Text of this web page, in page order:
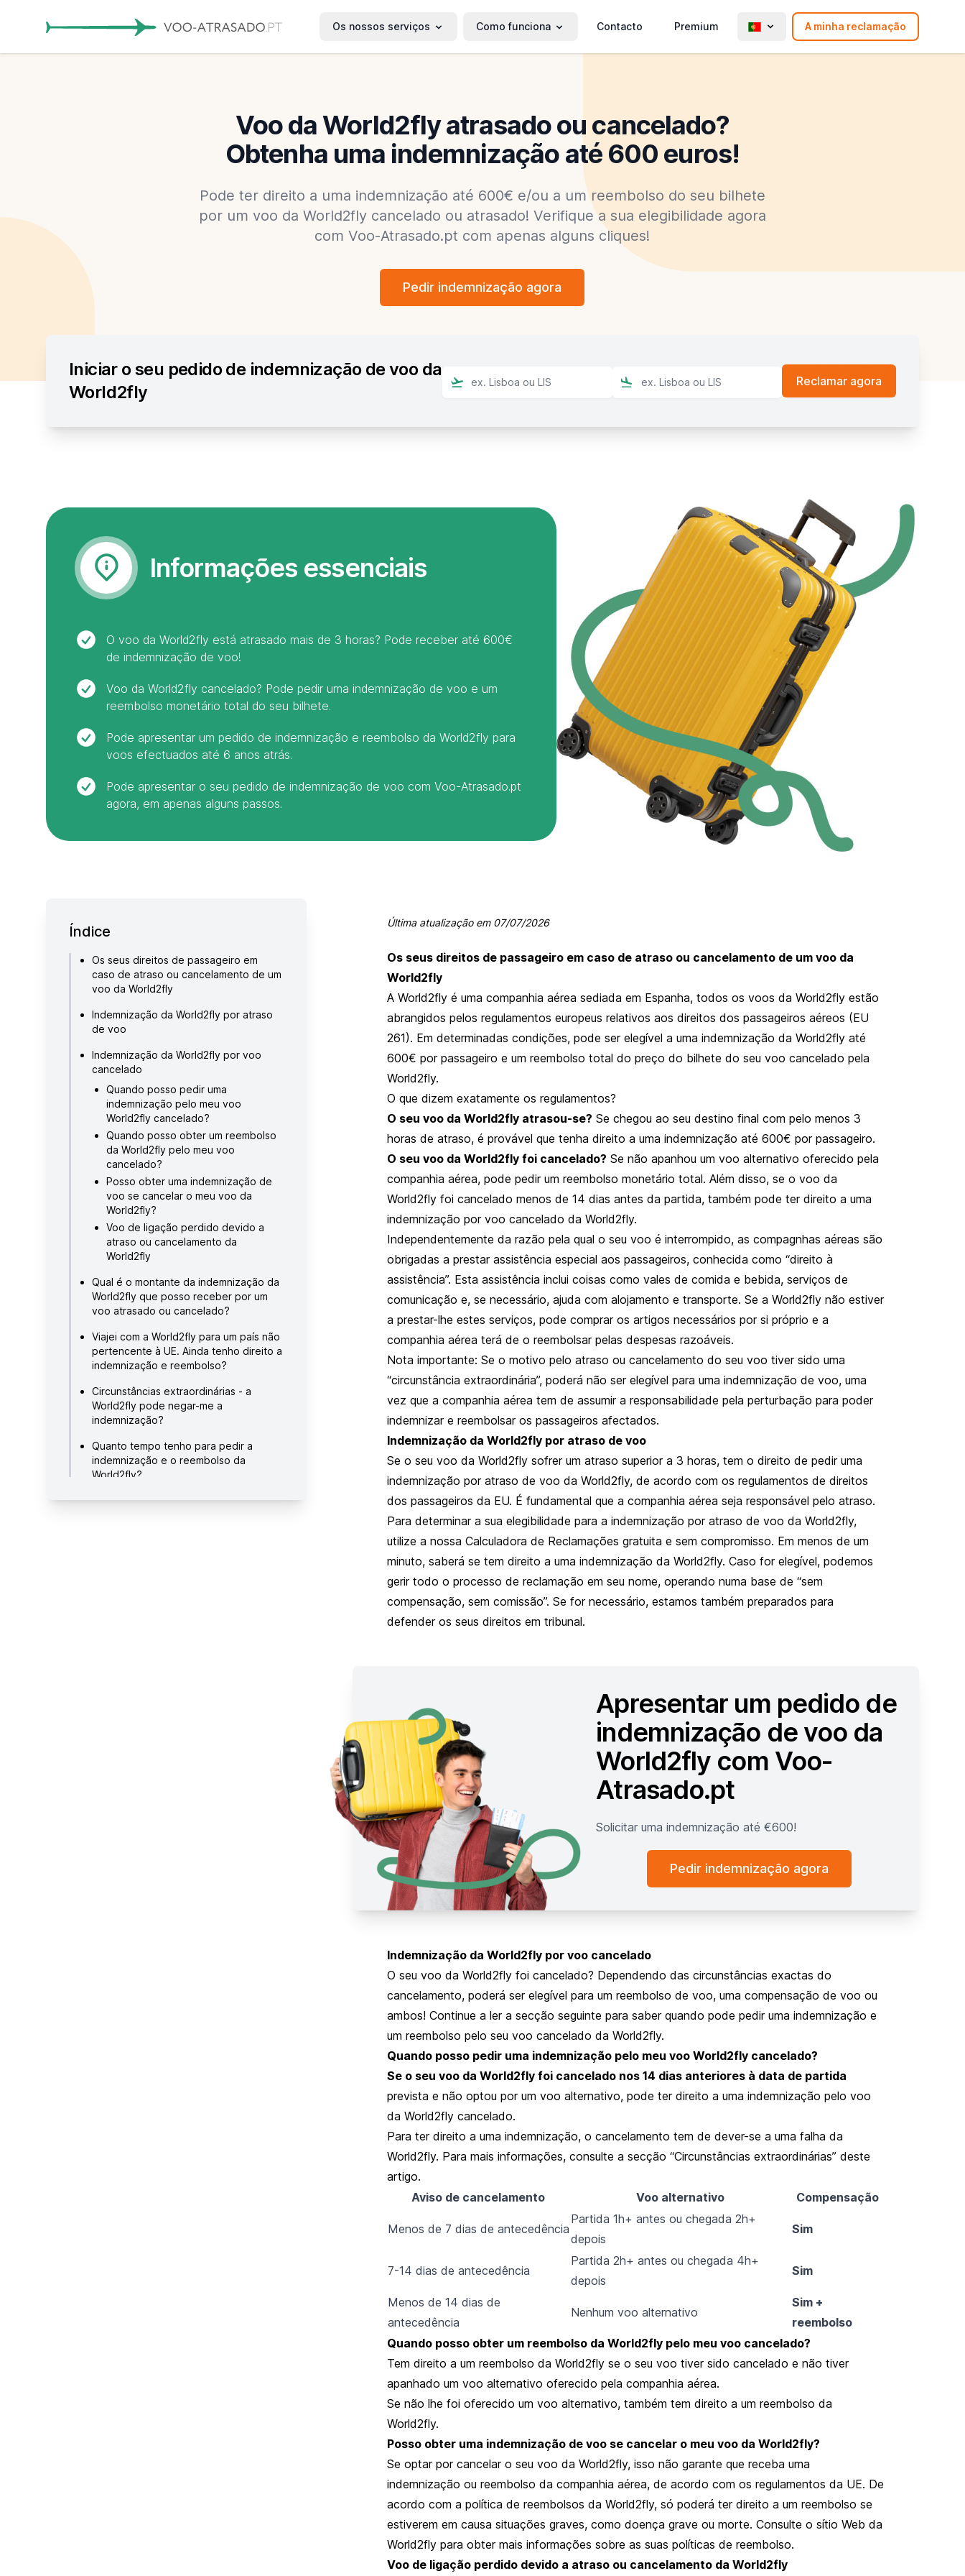
Os nossos serviços Como funciona Contacto Premium A minha reclamação
Voo da World2fly atrasado ou cancelado?
Obtenha uma indemnização até 600 euros!
Pode ter direito a uma indemnização até 600€ e/ou a um reembolso do seu bilhete
por um voo da World2fly cancelado ou atrasado! Verifique a sua elegibilidade agora
com Voo-Atrasado.pt com apenas alguns cliques!
Pedir indemnização agora
Iniciar o seu pedido de indemnização de voo da
World2fly
Informações essenciais
O voo da World2fly está atrasado mais de 3 horas? Pode receber até 600€
de indemnização de voo!
Voo da World2fly cancelado? Pode pedir uma indemnização de voo e um
reembolso monetário total do seu bilhete.
Pode apresentar um pedido de indemnização e reembolso da World2fly para
voos efectuados até 6 anos atrás.
Pode apresentar o seu pedido de indemnização de voo com Voo-Atrasado.pt
agora, em apenas alguns passos.
Índice
Os seus direitos de passageiro em
caso de atraso ou cancelamento de um
voo da World2fly
Indemnização da World2fly por atraso
de voo
Indemnização da World2fly por voo
cancelado
Quando posso pedir uma
indemnização pelo meu voo
World2fly cancelado?
Quando posso obter um reembolso
da World2fly pelo meu voo
cancelado?
Posso obter uma indemnização de
voo se cancelar o meu voo da
World2fly?
Voo de ligação perdido devido a
atraso ou cancelamento da
World2fly
Qual é o montante da indemnização da
World2fly que posso receber por um
voo atrasado ou cancelado?
Viajei com a World2fly para um país não
pertencente à UE. Ainda tenho direito a
indemnização e reembolso?
Circunstâncias extraordinárias - a
World2fly pode negar-me a
indemnização?
Quanto tempo tenho para pedir a
indemnização e o reembolso da
World2fly?
Quanto tempo demora a obter um
Última atualização em 07/07/2026
Os seus direitos de passageiro em caso de atraso ou cancelamento de um voo da
World2fly
A World2fly é uma companhia aérea sediada em Espanha, todos os voos da World2fly estão
abrangidos pelos regulamentos europeus relativos aos direitos dos passageiros aéreos (EU
261). Em determinadas condições, pode ser elegível a uma indemnização da World2fly até
600€ por passageiro e um reembolso total do preço do bilhete do seu voo cancelado pela
World2fly.
O que dizem exatamente os regulamentos?
O seu voo da World2fly atrasou-se? Se chegou ao seu destino final com pelo menos 3
horas de atraso, é provável que tenha direito a uma indemnização até 600€ por passageiro.
O seu voo da World2fly foi cancelado? Se não apanhou um voo alternativo oferecido pela
companhia aérea, pode pedir um reembolso monetário total. Além disso, se o voo da
World2fly foi cancelado menos de 14 dias antes da partida, também pode ter direito a uma
indemnização por voo cancelado da World2fly.
Independentemente da razão pela qual o seu voo é interrompido, as compagnhas aéreas são
obrigadas a prestar assistência especial aos passageiros, conhecida como “direito à
assistência”. Esta assistência inclui coisas como vales de comida e bebida, serviços de
comunicação e, se necessário, ajuda com alojamento e transporte. Se a World2fly não estiver
a prestar-lhe estes serviços, pode comprar os artigos necessários por si próprio e a
companhia aérea terá de o reembolsar pelas despesas razoáveis.
Nota importante: Se o motivo pelo atraso ou cancelamento do seu voo tiver sido uma
“circunstância extraordinária”, poderá não ser elegível para uma indemnização de voo, uma
vez que a companhia aérea tem de assumir a responsabilidade pela perturbação para poder
indemnizar e reembolsar os passageiros afectados.
Indemnização da World2fly por atraso de voo
Se o seu voo da World2fly sofrer um atraso superior a 3 horas, tem o direito de pedir uma
indemnização por atraso de voo da World2fly, de acordo com os regulamentos de direitos
dos passageiros da EU. É fundamental que a companhia aérea seja responsável pelo atraso.
Para determinar a sua elegibilidade para a indemnização por atraso de voo da World2fly,
utilize a nossa Calculadora de Reclamações gratuita e sem compromisso. Em menos de um
minuto, saberá se tem direito a uma indemnização da World2fly. Caso for elegível, podemos
gerir todo o processo de reclamação em seu nome, operando numa base de “sem
compensação, sem comissão”. Se for necessário, estamos também preparados para
defender os seus direitos em tribunal.
Apresentar um pedido de
indemnização de voo da
World2fly com Voo-
Atrasado.pt
Solicitar uma indemnização até €600!
Pedir indemnização agora
Indemnização da World2fly por voo cancelado
O seu voo da World2fly foi cancelado? Dependendo das circunstâncias exactas do
cancelamento, poderá ser elegível para um reembolso de voo, uma compensação de voo ou
ambos! Continue a ler a secção seguinte para saber quando pode pedir uma indemnização e
um reembolso pelo seu voo cancelado da World2fly.
Quando posso pedir uma indemnização pelo meu voo World2fly cancelado?
Se o seu voo da World2fly foi cancelado nos 14 dias anteriores à data de partida
prevista e não optou por um voo alternativo, pode ter direito a uma indemnização pelo voo
da World2fly cancelado.
Para ter direito a uma indemnização, o cancelamento tem de dever-se a uma falha da
World2fly. Para mais informações, consulte a secção “Circunstâncias extraordinárias” deste
artigo.
Aviso de cancelamento
Voo alternativo Compensação
Menos de 7 dias de antecedência
Partida 1h+ antes ou chegada 2h+
depois
Sim
7-14 dias de antecedência
Partida 2h+ antes ou chegada 4h+
depois
Sim
Menos de 14 dias de
antecedência
Nenhum voo alternativo
Sim +
reembolso
Quando posso obter um reembolso da World2fly pelo meu voo cancelado?
Tem direito a um reembolso da World2fly se o seu voo tiver sido cancelado e não tiver
apanhado um voo alternativo oferecido pela companhia aérea.
Se não lhe foi oferecido um voo alternativo, também tem direito a um reembolso da
World2fly.
Posso obter uma indemnização de voo se cancelar o meu voo da World2fly?
Se optar por cancelar o seu voo da World2fly, isso não garante que receba uma
indemnização ou reembolso da companhia aérea, de acordo com os regulamentos da UE. De
acordo com a política de reembolsos da World2fly, só poderá ter direito a um reembolso se
estiverem em causa situações graves, como doença grave ou morte. Consulte o sítio Web da
World2fly para obter mais informações sobre as suas políticas de reembolso.
Voo de ligação perdido devido a atraso ou cancelamento da World2fly